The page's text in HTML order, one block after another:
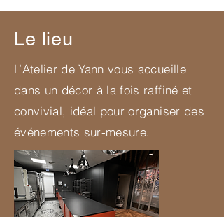
Le lieu
L’Atelier de Yann vous accueille
dans un décor à la fois raffiné et
convivial, idéal pour organiser des
événements sur-mesure.